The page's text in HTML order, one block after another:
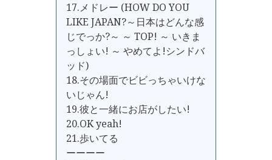
17.メドレー (HOW DO YOU
LIKE JAPAN?～日本はどんな感
じでっか?～ ～ TOP! ～ いきま
っしょい! ～ やめてよ!シンドバ
ッド)
18.その場面でビビっちゃいけな
いじゃん!
19.彼と一緒にお店がしたい!
20.OK yeah!
21.歩いてる
ーーーー